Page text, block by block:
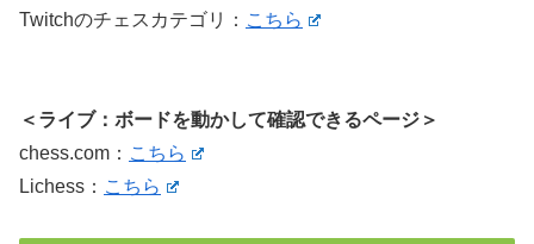
Twitchのチェスカテゴリ： こちら
＜ライブ：ボードを動かして確認できるページ＞
chess.com： こちら
Lichess： こちら